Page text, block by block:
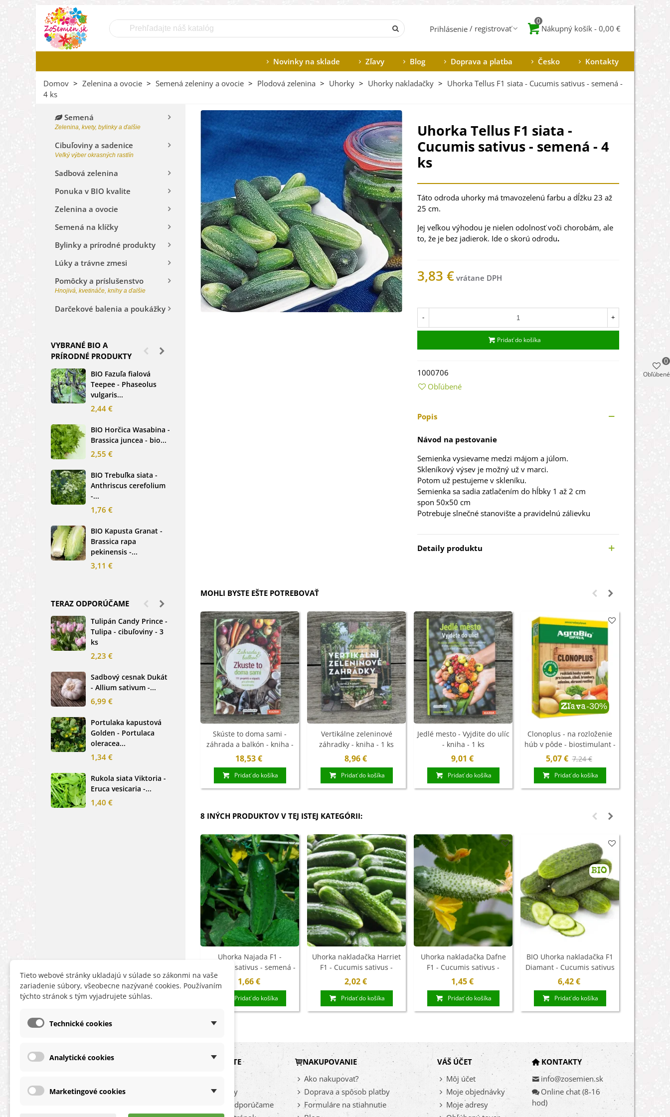
Prihlásenie
0
Nákupný košík - 0,00 €
Novinky na sklade Zľavy Blog Doprava a platba Česko Kontakty
Domov > Zelenina a ovocie > Semená zeleniny a ovocie > Plodová zelenina > Uhorky > Uhorky nakladačky > Uhorka Tellus F1 siata - Cucumis sativus - semená -
4 ks
Semená
Zelenina, kvety, bylinky a ďalšie
Cibuľoviny a sadenice
Veľký výber okrasných rastlín
Sadbová zelenina
Ponuka v BIO kvalite
Zelenina a ovocie
Semená na klíčky
Bylinky a prírodné produkty
Lúky a trávne zmesi
Pomôcky a príslušenstvo
Hnojivá, kvetináče, knihy a ďalšie
Darčekové balenia a poukážky
VYBRANÉ BIO A
PRÍRODNÉ PRODUKTY
BIO Fazuľa fialová
Teepee - Phaseolus
vulgaris...
2,44 €
BIO Horčica Wasabina -
Brassica juncea - bio...
2,55 €
BIO Trebuľka siata -
Anthriscus cerefolium
-...
1,76 €
BIO Kapusta Granat -
Brassica rapa
pekinensis -...
3,11 €
TERAZ ODPORÚČAME
Tulipán Candy Prince -
Tulipa - cibuľoviny - 3
ks
2,23 €
Sadbový cesnak Dukát
- Allium sativum -...
6,99 €
Portulaka kapustová
Golden - Portulaca
oleracea...
1,34 €
Rukola siata Viktoria -
Eruca vesicaria -...
1,40 €
Ďatelina zvrátená -
Trifolium resupinatum
-...
1,24 €
Frézia ružová - Freesia -
cibuľoviny - 3 ks
2,07 €
Gloxínia Mont Blanc -
Sinningia - cibuľoviny
-...
Nezábudka alpínska
modrá - Myosotis
1,29 €
Uhorka Tellus F1 siata -
Cucumis sativus - semená - 4
ks
Táto odroda uhorky má tmavozelenú farbu a dĺžku 23 až
25 cm.
Jej veľkou výhodou je nielen odolnosť voči chorobám, ale
to, že je bez jadierok. Ide o skorú odrodu.
3,83 €
- +
Pridať do košíka
1000706
Obľúbené
Popis
Návod na pestovanie
Semienka vysievame medzi májom a júlom.
Skleníkový výsev je možný už v marci.
Potom už pestujeme v skleníku.
Semienka sa sadia zatlačením do hĺbky 1 až 2 cm
spon 50x50 cm
Potrebuje slnečné stanovište a pravidelnú zálievku
Detaily produktu
MOHLI BYSTE EŠTE POTREBOVAŤ
Skúste to doma sami -
záhrada a balkón - kniha -
1 ks
18,53 €
Pridať do košíka
Vertikálne zeleninové
záhradky - kniha - 1 ks
8,96 €
Pridať do košíka
Jedlé mesto - Vyjdite do ulíc
- kniha - 1 ks
9,01 €
Pridať do košíka
Zľava-30%
Clonoplus - na rozloženie
húb v pôde - biostimulant -
AgroBio Opava - 10 ml
5,07 € 7,24 €
Pridať do košíka
8 INÝCH PRODUKTOV V TEJ ISTEJ KATEGÓRII:
Uhorka Najada F1 -
Cucumis sativus - semená -
15 ks
1,66 €
Pridať do košíka
Uhorka nakladačka Harriet
F1 - Cucumis sativus -
semená - 20 ks
2,02 €
Pridať do košíka
Uhorka nakladačka Dafne
F1 - Cucumis sativus -
semená - 20 ks
1,45 €
Pridať do košíka
BIO
BIO Uhorka nakladačka F1
Diamant - Cucumis sativus
- bio semená - 8 ks
6,42 €
Pridať do košíka
INFORMÁCIE
Ochrana osobných údajov
HĽADÁTE
Novinky
Teraz odporúčame
NAKUPOVANIE
Ako nakupovať?
Doprava a spôsob platby
Formuláre na stiahnutie
VÁŠ ÚČET
Môj účet
Moje objednávky
Moje adresy
KONTAKTY
info@zosemien.sk
Online chat (8-16
hod)
Obľúbené
0
Tieto webové stránky ukladajú v súlade so zákonmi na vaše
zariadenie súbory, všeobecne nazývané cookies. Používaním
týchto stránok s tým vyjadrujete súhlas.
Technické cookies
Analytické cookies
Marketingové cookies